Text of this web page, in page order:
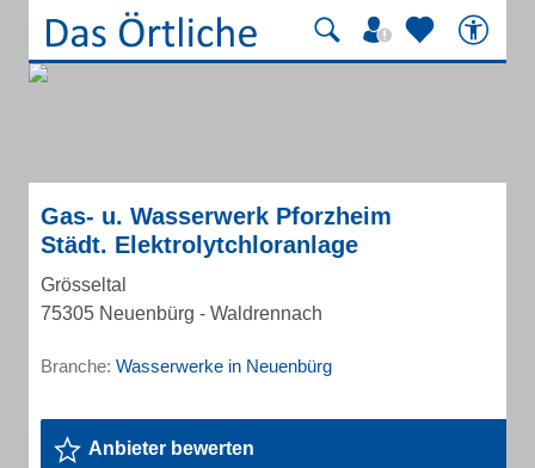
Gas- u. Wasserwerk Pforzheim
Städt. Elektrolytchloranlage
Grösseltal
75305 Neuenbürg - Waldrennach
Branche: Wasserwerke in Neuenbürg
Anbieter bewerten